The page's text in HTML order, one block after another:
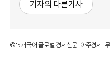
기자의 다른기사
©'5개국어 글로벌 경제신문' 아주경제. 무